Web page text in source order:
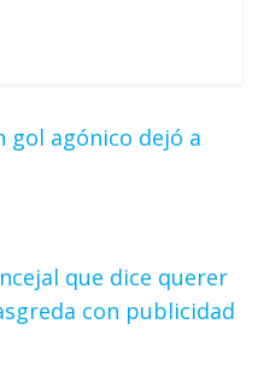
gol agónico dejó a
que dice querer
con publicidad